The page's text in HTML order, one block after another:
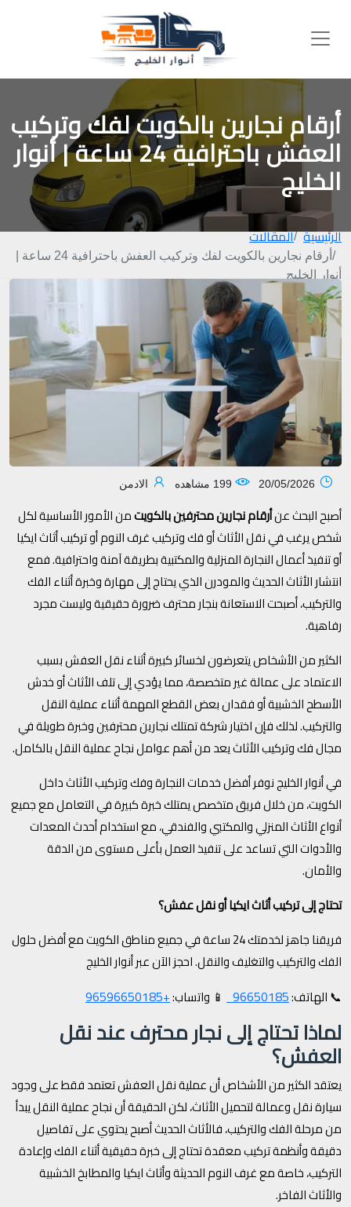
أرقام نجارين بالكويت لفك وتركيب
العفش باحترافية 24 ساعة | أنوار
الخليج
الرئيسية المقالات
أرقام نجارين بالكويت لفك وتركيب العفش باحترافية 24 ساعة |
أنوار الخليج
الادمن
أصبح البحث عنأرقام نجارين محترفين بالكويتمن الأمور الأساسية لكل
شخص يرغب في نقل الأثاث أو فك وتركيب غرف النوم أو تركيب أثاث ايكيا
أو تنفيذ أعمال النجارة المنزلية والمكتبية بطريقة آمنة واحترافية. فمع
انتشار الأثاث الحديث والمودرن الذي يحتاج إلى مهارة وخبرة أثناء الفك
والتركيب، أصبحت الاستعانة بنجار محترف ضرورة حقيقية وليست مجرد
رفاهية.
الكثير من الأشخاص يتعرضون لخسائر كبيرة أثناء نقل العفش بسبب
الاعتماد على عمالة غير متخصصة، مما يؤدي إلى تلف الأثاث أو خدش
الأسطح الخشبية أو فقدان بعض القطع المهمة أثناء عملية النقل
والتركيب. لذلك فإن اختيار شركة تمتلك نجارين محترفين وخبرة طويلة في
مجال فك وتركيب الأثاث يعد من أهم عوامل نجاح عملية النقل بالكامل.
في أنوار الخليج نوفر أفضل خدمات النجارة وفك وتركيب الأثاث داخل
الكويت، من خلال فريق متخصص يمتلك خبرة كبيرة في التعامل مع جميع
أنواع الأثاث المنزلي والمكتبي والفندقي، مع استخدام أحدث المعدات
والأدوات التي تساعد على تنفيذ العمل بأعلى مستوى من الدقة
والأمان.
تحتاج إلى تركيب أثاث ايكيا أو نقل عفش؟
فريقنا جاهز لخدمتك 24 ساعة في جميع مناطق الكويت مع أفضل حلول
الفك والتركيب والتغليف والنقل. احجز الآن عبر أنوار الخليج
📞 الهاتف:96650185 📱 واتساب:+96596650185
لماذا تحتاج إلى نجار محترف عند نقل
العفش؟
يعتقد الكثير من الأشخاص أن عملية نقل العفش تعتمد فقط على وجود
سيارة نقل وعمالة لتحميل الأثاث، لكن الحقيقة أن نجاح عملية النقل يبدأ
من مرحلة الفك والتركيب، فالأثاث الحديث أصبح يحتوي على تفاصيل
دقيقة وأنظمة تركيب معقدة تحتاج إلى خبرة حقيقية أثناء الفك وإعادة
التركيب، خاصة مع غرف النوم الحديثة وأثاث ايكيا والمطابخ الخشبية
والأثاث الفاخر.